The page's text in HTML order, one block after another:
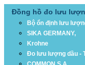
Đồng hồ đo lưu
Bộ ổn định lưu
SIKA GERMANY,
Krohne
Đo lưu lượng dầu -